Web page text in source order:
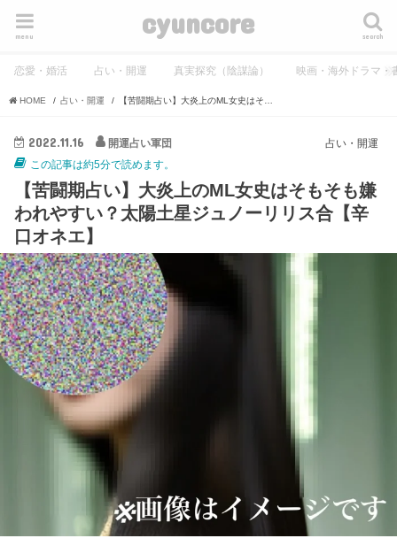
cyuncore search
menu
恋愛・婚活 占い・開運 真実探究（陰謀論） 映画・海外ドラマ・
HOME 占い・開運
占い・開運
2022.11.16
開運占い軍団
この記事は約5分で読めます。
【苦闘期占い】大炎上のML女史はそもそも嫌
われやすい？太陽土星ジュノーリリス合【辛
口オネエ】